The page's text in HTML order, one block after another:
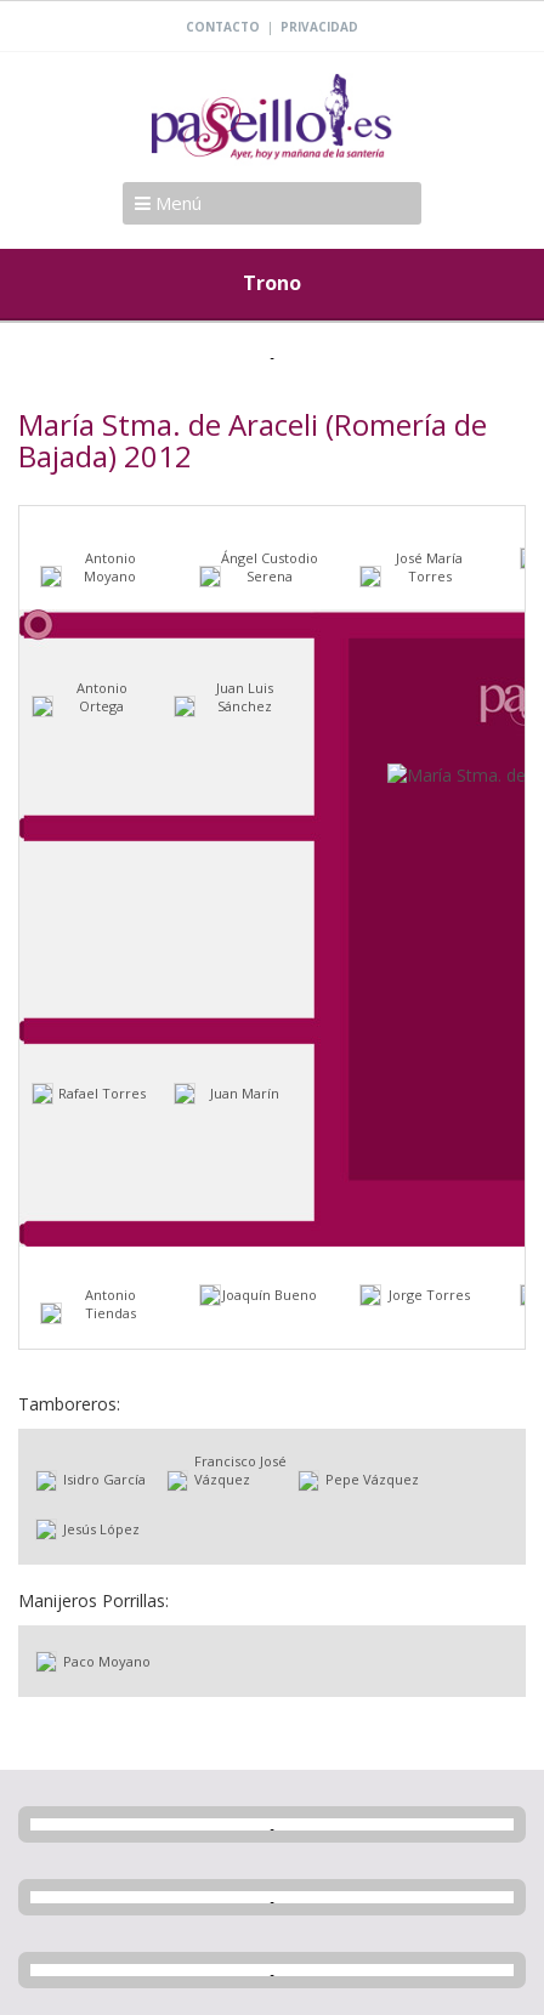
CONTACTO | PRIVACIDAD
Menú
Trono
María Stma. de Araceli (Romería de
Bajada) 2012
Antonio
Moyano
Ángel Custodio
Serena
José María
Torres
Antonio
Ortega
Juan Luis
Sánchez
Rafael Torres Juan Marín
Antonio
Tiendas
Joaquín Bueno Jorge Torres
Tamboreros:
Isidro García
Francisco José
Vázquez
Pepe Vázquez
Jesús López
Manijeros Porrillas:
Paco Moyano